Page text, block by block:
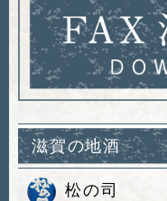
滋賀の地酒
松の司